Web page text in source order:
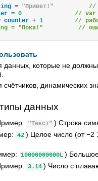
= "Привет!"
//
= 0
// var
counter + 1
//
= "Пока!"          //
которые не должны
динамических
данных
"Текст" ) Строка
42 ) Целое число (от −2
10000000000L )
3.14 ) Число с